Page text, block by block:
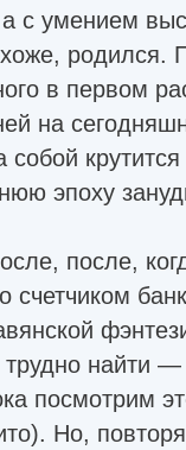
с умением
родился.
в первом
на
эпоху
после,
счетчиком
найти —
посмотрим
Но,